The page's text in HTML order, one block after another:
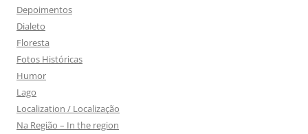
Depoimentos
Dialeto
Floresta
Fotos Históricas
Humor
Lago
Localization / Localização
Na Região – In the region